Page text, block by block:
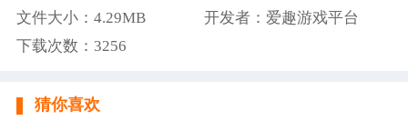
文件大小：4.29MB
开发者：爱趣游戏平台
下载次数：3256
猜你喜欢